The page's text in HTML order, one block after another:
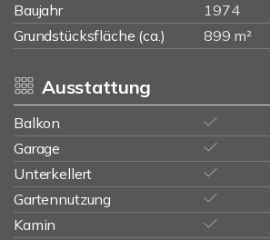
Baujahr
1974
Grundstücksfläche (ca.)
899 m²
Ausstattung
Balkon
Garage
Unterkellert
Gartennutzung
Kamin